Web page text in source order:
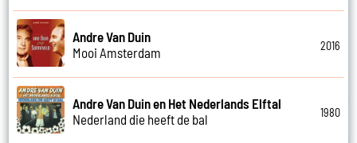
Andre Van Duin
Mooi Amsterdam
2016
Andre Van Duin en Het Nederlands Elftal
Nederland die heeft de bal
1980